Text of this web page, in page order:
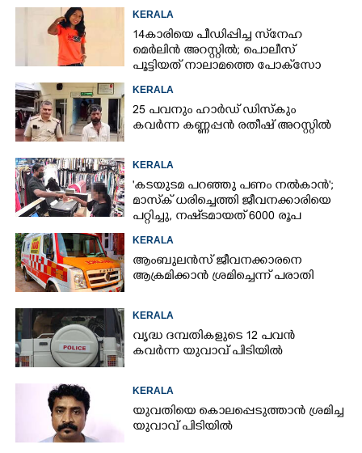
KERALA
14കാരിയെ പീഡിപ്പിച്ച സ്‌നേഹ
മെർലിൻ അറസ്റ്റിൽ; പൊലീസ്
പൂട്ടിയത് നാലാമത്തെ പോക്‌സോ
KERALA
25 പവനും ഹാർഡ് ഡിസ്കും
കവർന്ന കണ്ണപ്പൻ രതീഷ് അറസ്റ്റിൽ
KERALA
'കടയുടമ പറഞ്ഞു പണം നൽകാൻ';
മാസ്‌ക് ധരിച്ചെത്തി ജീവനക്കാരിയെ
പറ്റിച്ചു, നഷ്‌ടമായത് 6000 രൂപ
KERALA
ആംബുലൻസ് ജീവനക്കാരനെ
ആക്രമിക്കാൻ ശ്രമിച്ചെന്ന് പരാതി
KERALA
വൃദ്ധ ദമ്പതികളുടെ 12 പവൻ
കവർന്ന യുവാവ് പിടിയിൽ
KERALA
യുവതിയെ കൊലപ്പെടുത്താൻ ശ്രമിച്ച
യുവാവ് പിടിയിൽ